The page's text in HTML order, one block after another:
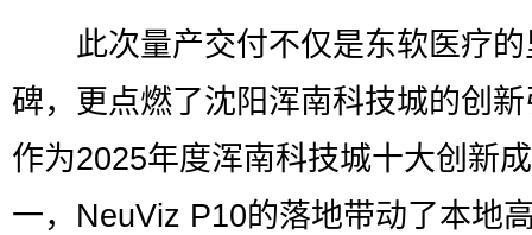
此次量产交付不仅是东软医疗的
碑，更点燃了沈阳浑南科技城的创
作为2025年度浑南科技城十大创新
一，NeuViz P10的落地带动了本地